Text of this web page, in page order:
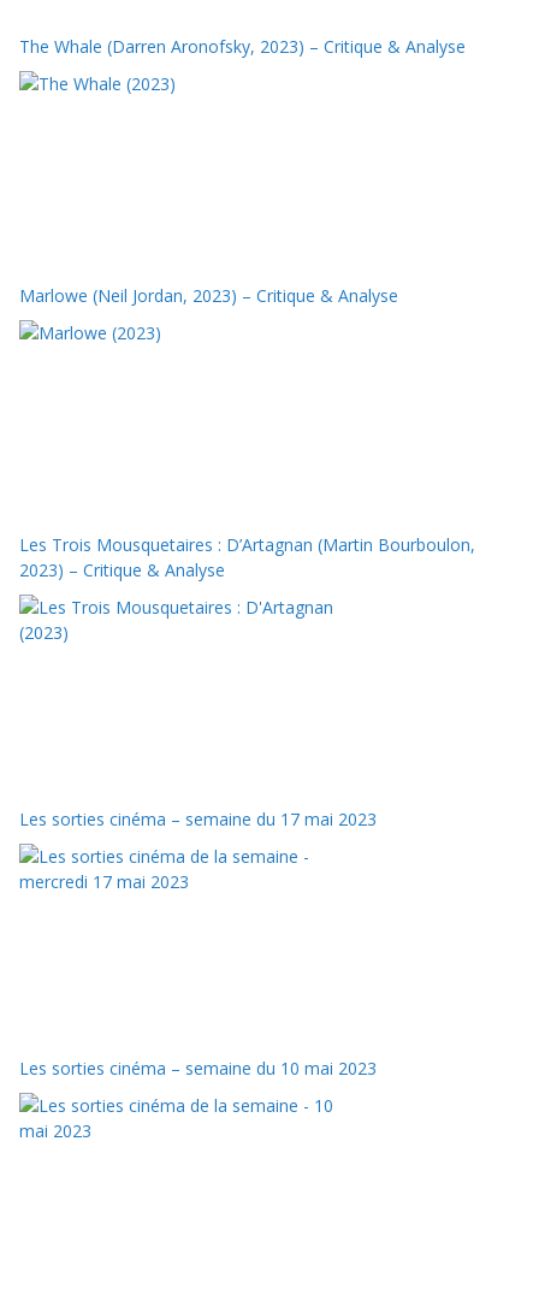
The Whale (Darren Aronofsky, 2023) – Critique & Analyse
Marlowe (Neil Jordan, 2023) – Critique & Analyse
Les Trois Mousquetaires : D’Artagnan (Martin Bourboulon,
2023) – Critique & Analyse
Les sorties cinéma – semaine du 17 mai 2023
Les sorties cinéma – semaine du 10 mai 2023